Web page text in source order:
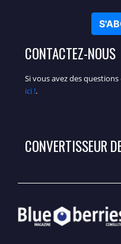
CONTACTEZ-NOUS
Si vous avez des
ici !.
CONVERTISSEUR